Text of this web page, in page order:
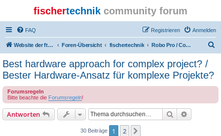
fischertechnik community forum
FAQ Anmelden
Registrieren
Website der ftcommunity Foren-Übersicht fischertechnik Robo Pro / Computing / Software
Best hardware approach for complex project? /
Bester Hardware-Ansatz für komplexe Projekte?
Forumsregeln
Bitte beachte die Forumsregeln!
Antworten Suche
30 Beiträge 1 2